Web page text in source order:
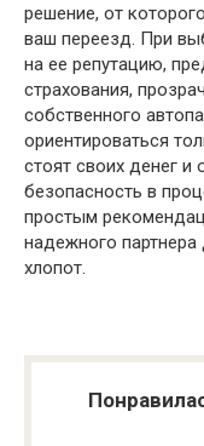
решение, от
ваш переезд. При
на ее репутацию,
страхования,
собственного
ориентироваться
стоят своих денег и
безопасность в
простым
надежного
хлопот.